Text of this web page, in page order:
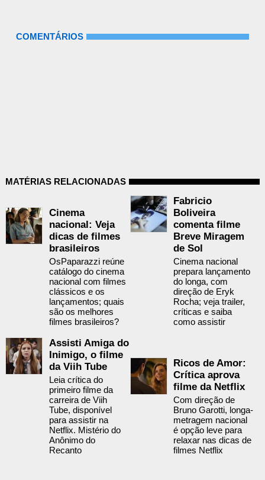
COMENTÁRIOS
MATÉRIAS RELACIONADAS
Cinema
nacional: Veja
dicas de filmes
brasileiros
OsPaparazzi reúne
catálogo do cinema
nacional com filmes
clássicos e os
lançamentos; quais
são os melhores
filmes brasileiros?
Fabricio
Boliveira
comenta filme
Breve Miragem
de Sol
Cinema nacional
prepara lançamento
do longa, com
direção de Eryk
Rocha; veja trailer,
críticas e saiba
como assistir
Assisti Amiga do
Inimigo, o filme
da Viih Tube
Leia crítica do
primeiro filme da
carreira de Viih
Tube, disponível
para assistir na
Netflix. Mistério do
Anônimo do
Recanto
Ricos de Amor:
Crítica aprova
filme da Netflix
Com direção de
Bruno Garotti, longa-
metragem nacional
é opção leve para
relaxar nas dicas de
filmes Netflix